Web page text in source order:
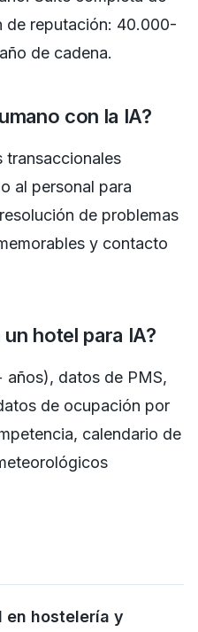
de reputación: 40.000-
de cadena.
con la IA?
transaccionales
al personal para
de problemas
y contacto
hotel para IA?
años), datos de PMS,
de ocupación por
calendario de
hostelería y